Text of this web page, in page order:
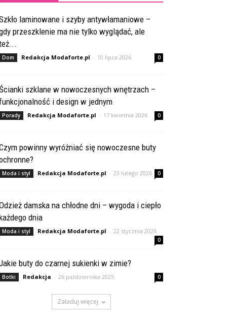
laminowane i szyby antywłamaniowe –
przeszklenie ma nie tylko wyglądać, ale
Dom Redakcja Modaforte.pl - 10 lipca 2026 0
szklane w nowoczesnych wnętrzach –
i design w jednym
Porady Redakcja Modaforte.pl - 17 kwietnia 2026 0
powinny wyróżniać się nowoczesne buty
Moda i styl Redakcja Modaforte.pl - 23 lutego 2026 0
damska na chłodne dni – wygoda i ciepło
dnia
Moda i styl Redakcja Modaforte.pl - 22 stycznia 2026
0
buty do czarnej sukienki w zimie?
Botki Redakcja - 26 października 2025 0
Załaduj więcej